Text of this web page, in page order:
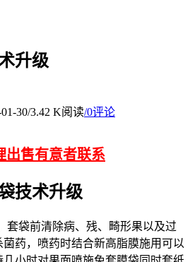
升级
30/3.42 K阅读/0评论
出售有意者联系
技术升级
套袋前清除病、残、畸形果以及过
药，喷药时结合新高脂膜施用可以